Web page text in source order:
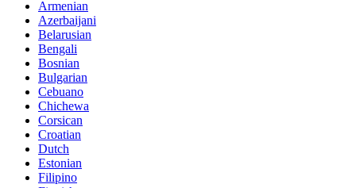
Armenian
Azerbaijani
Belarusian
Bengali
Bosnian
Bulgarian
Cebuano
Chichewa
Corsican
Croatian
Dutch
Estonian
Filipino